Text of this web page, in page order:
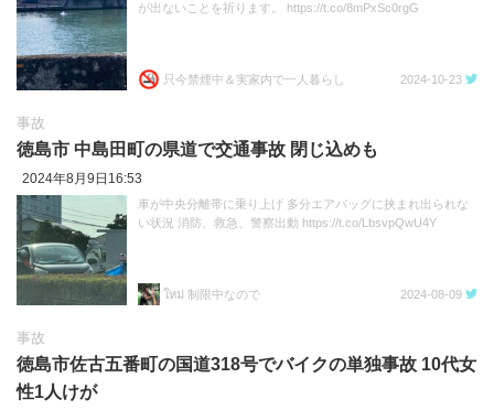
が出ないことを祈ります。 https://t.co/8mPxSc0rgG
只今禁煙中＆実家内で一人暮らし 2024-10-23
事故
徳島市 中島田町の県道で交通事故 閉じ込めも
2024年8月9日16:53
車が中央分離帯に乗り上げ 多分エアバッグに挟まれ出られな
い状況 消防、救急、警察出動 https://t.co/LbsvpQwU4Y
ใหม่ 制限中なので 2024-08-09
事故
徳島市佐古五番町の国道318号でバイクの単独事故 10代女
性1人けが